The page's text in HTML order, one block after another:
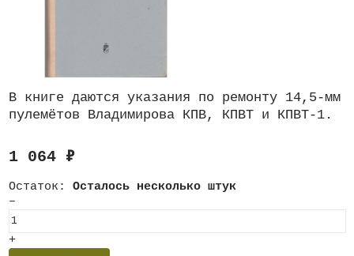
В книге даются указания по ремонту 14,5-мм
пулемётов Владимирова КПВ, КПВТ и КПВТ-1.
1 064 ₽
Остаток:
Осталось несколько штук
–
+